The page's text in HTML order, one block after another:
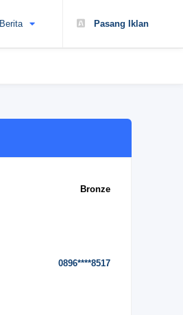
Pasang Iklan
Berita
Bronze
0896****8517